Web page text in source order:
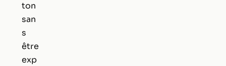
ton
san
s
être
exp